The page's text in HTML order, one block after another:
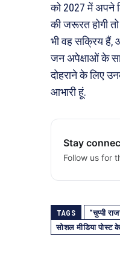
को 2027 में अपने
की जरूरत होगी
भी वह सक्रिय हैं,
जन अपेक्षाओं के
दोहराने के लिए
आभारी हूं.
Stay
Follow us for
TAGS “चुप्पी
सोशल मीडिया पोस्ट